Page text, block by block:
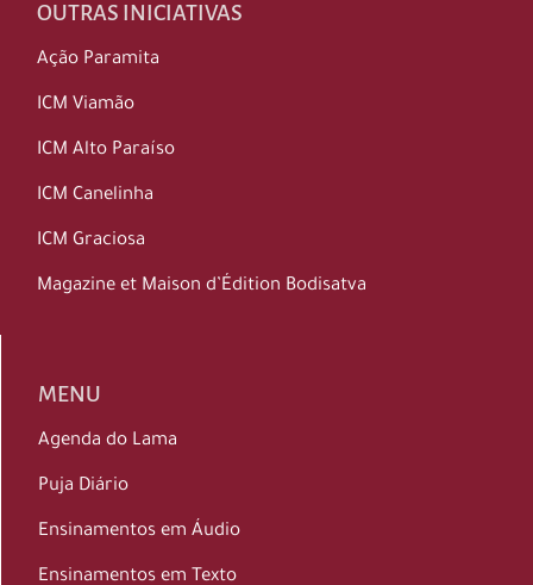
OUTRAS INICIATIVAS
Ação Paramita
ICM Viamão
ICM Alto Paraíso
ICM Canelinha
ICM Graciosa
Magazine et Maison d’Édition Bodisatva
MENU
Agenda do Lama
Puja Diário
Ensinamentos em Áudio
Ensinamentos em Texto